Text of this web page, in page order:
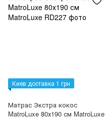
Киев доставка 1 грн
Матрас Экстра кокос
MatroLuxe 80х190 см MatroLuxe